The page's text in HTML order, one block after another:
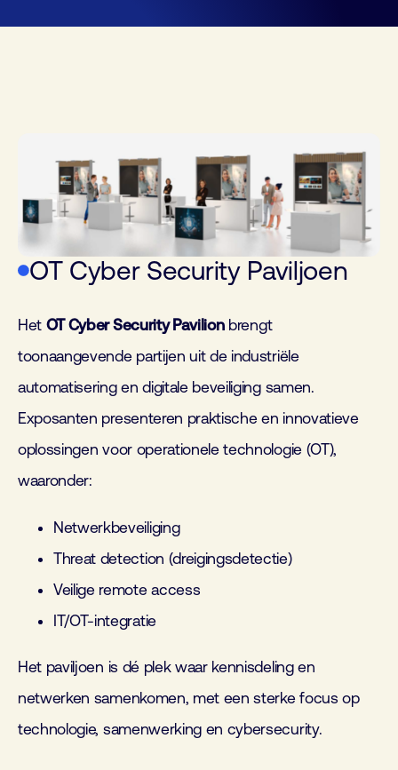
OT Cyber Security Paviljoen
Het OT Cyber Security Pavilionbrengt
toonaangevende partijen uit de industriële
automatisering en digitale beveiliging samen.
Exposanten presenteren praktische en innovatieve
oplossingen voor operationele technologie (OT),
waaronder:
Netwerkbeveiliging
Threat detection (dreigingsdetectie)
Veilige remote access
IT/OT-integratie
Het paviljoen is dé plek waar kennisdeling en
netwerken samenkomen, met een sterke focus op
technologie, samenwerking en cybersecurity.